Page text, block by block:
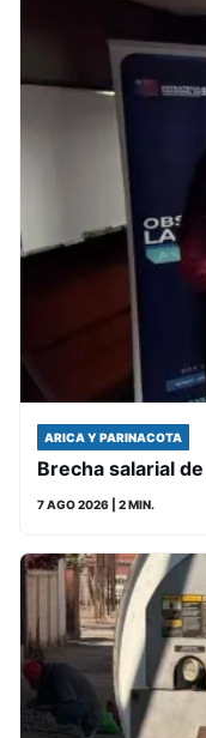
ARICA Y PARINACOTA
Brecha salarial
7 AGO 2026 | 2 MIN.